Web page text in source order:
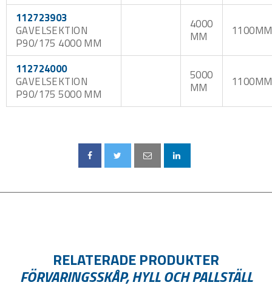
112723903
GAVELSEKTION
P90/175 4000 MM
4000
MM
1100MM
112724000
GAVELSEKTION
P90/175 5000 MM
5000
MM
1100MM
RELATERADE PRODUKTER
FÖRVARINGSSKÅP, HYLL OCH PALLSTÄLL